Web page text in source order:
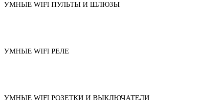
УМНЫЕ WIFI ПУЛЬТЫ И ШЛЮЗЫ
УМНЫЕ WIFI РЕЛЕ
УМНЫЕ WIFI РОЗЕТКИ И ВЫКЛЮЧАТЕЛИ